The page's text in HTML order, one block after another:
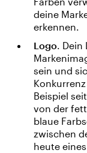
deine
erkennen.
Logo. Dein
sein und
Beispiel
von der
blaue
zwischen
heute